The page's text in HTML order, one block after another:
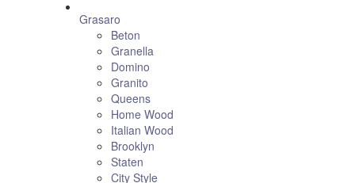
Grasaro
Beton
Granella
Domino
Granito
Queens
Home Wood
Italian Wood
Brooklyn
Staten
City Style